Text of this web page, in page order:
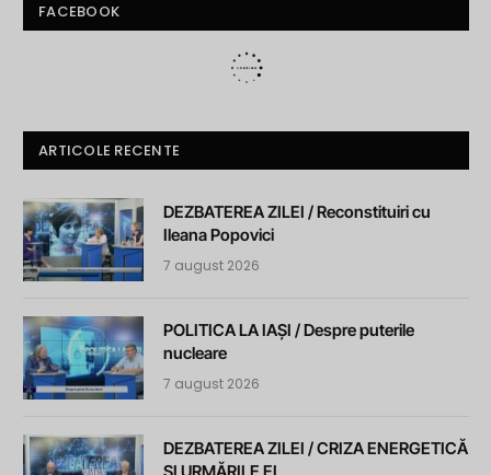
FACEBOOK
ARTICOLE RECENTE
DEZBATEREA ZILEI / Reconstituiri cu
Ileana Popovici
7 august 2026
POLITICA LA IAȘI / Despre puterile
nucleare
7 august 2026
DEZBATEREA ZILEI / CRIZA ENERGETICĂ